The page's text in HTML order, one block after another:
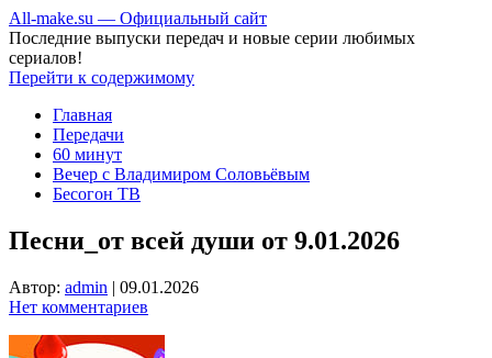
All-make.su — Официальный сайт
Последние выпуски передач и новые серии любимых
сериалов!
Перейти к содержимому
Главная
Передачи
60 минут
Вечер с Владимиром Соловьёвым
Бесогон ТВ
Песни_от всей души от 9.01.2026
Автор: admin | 09.01.2026
Нет комментариев